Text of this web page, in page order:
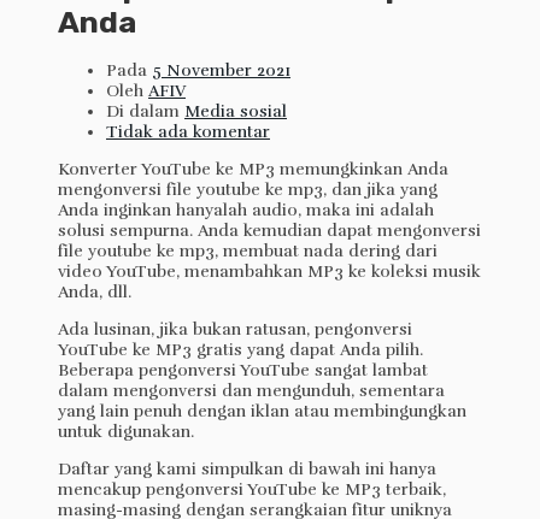
Anda
Pada 5 November 2021
Oleh AFIV
Di dalam Media sosial
Tidak ada komentar
Konverter YouTube ke MP3 memungkinkan Anda
mengonversi file youtube ke mp3, dan jika yang
Anda inginkan hanyalah audio, maka ini adalah
solusi sempurna. Anda kemudian dapat mengonversi
file youtube ke mp3, membuat nada dering dari
video YouTube, menambahkan MP3 ke koleksi musik
Anda, dll.
Ada lusinan, jika bukan ratusan, pengonversi
YouTube ke MP3 gratis yang dapat Anda pilih.
Beberapa pengonversi YouTube sangat lambat
dalam mengonversi dan mengunduh, sementara
yang lain penuh dengan iklan atau membingungkan
untuk digunakan.
Daftar yang kami simpulkan di bawah ini hanya
mencakup pengonversi YouTube ke MP3 terbaik,
masing-masing dengan serangkaian fitur uniknya